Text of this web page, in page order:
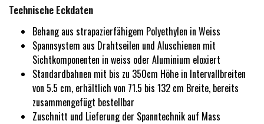
Technische Eckdaten
Behang aus strapazierfähigem Polyethylen in Weiss
Spannsystem aus Drahtseilen und Aluschienen mit
Sichtkomponenten in weiss oder Aluminium eloxiert
Standardbahnen mit bis zu 350cm Höhe in Intervallbreiten
von 5.5 cm, erhältlich von 71.5 bis 132 cm Breite, bereits
zusammengefügt bestellbar
Zuschnitt und Lieferung der Spanntechnik auf Mass